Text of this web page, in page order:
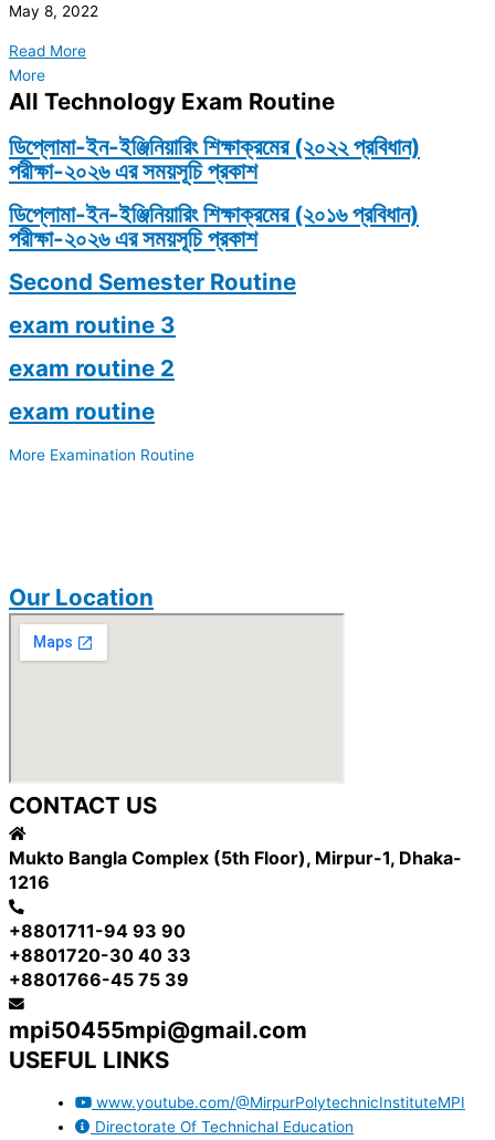
May 8, 2022
Read More
More
All Technology Exam Routine
ডিপ্লোমা-ইন-ইঞ্জিনিয়ারিং শিক্ষাক্রমের (২০২২ প্রবিধান)
পরীক্ষা-২০২৬ এর সময়সূচি প্রকাশ
ডিপ্লোমা-ইন-ইঞ্জিনিয়ারিং শিক্ষাক্রমের (২০১৬ প্রবিধান)
পরীক্ষা-২০২৬ এর সময়সূচি প্রকাশ
Second Semester Routine
exam routine 3
exam routine 2
exam routine
More Examination Routine
Our Location
CONTACT US
Mukto Bangla Complex (5th Floor), Mirpur-1, Dhaka-
1216
+8801711-94 93 90
+8801720-30 40 33
+8801766-45 75 39
mpi50455mpi@gmail.com
USEFUL LINKS
www.youtube.com/@MirpurPolytechnicInstituteMPI
Directorate Of Technichal Education